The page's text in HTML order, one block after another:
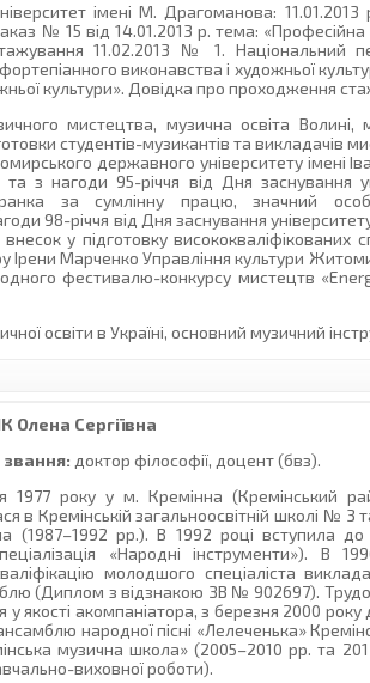
імені М. Драгоманова:
№ 15 від 14.01.2013 р. тема: «Професійна
11.02.2013 № 1. Національний
виконавства і художньої
культури». Довідка про проходження
мистецтва, музична освіта Волині,
студентів-музикантів та викладачів
державного університету імені
та з нагоди 95-річчя від Дня заснування
за сумлінну працю, значний
98-річчя від Дня заснування
у підготовку висококваліфікованих
Ірени Марченко Управління культури
фестивалю-конкурсу мистецтв
освіти в Україні, основний музичний
Олена Сергіївна
звання: доктор філософії, доцент (бвз).
1977 року у м. Кремінна (Кремінський
в Кремінській загальноосвітній школі № 3
(1987–1992 рр.). В 1992 році вступила до
«Народні інструменти»). В
кваліфікацію молодшого спеціаліста
(Диплом з відзнакою ЗВ № 902697).
у якості акомпаніатора, з березня 2000
народної пісні «Лелеченька»
музична школа» (2005–2010 рр. та
виховної роботи).